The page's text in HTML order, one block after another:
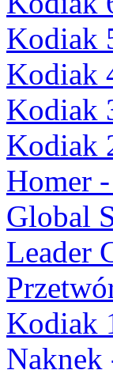
Kodiak
Kodiak
Kodiak
Kodiak
Homer
Global
Leader
Kodiak
Naknek